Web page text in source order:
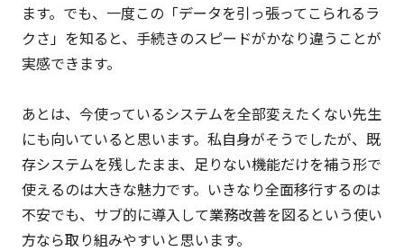
ます。でも、一度この「データを引っ張ってこられるラ
クさ」を知ると、手続きのスピードがかなり違うことが
実感できます。
あとは、今使っているシステムを全部変えたくない先生
にも向いていると思います。私自身がそうでしたが、既
存システムを残したまま、足りない機能だけを補う形で
使えるのは大きな魅力です。いきなり全面移行するのは
不安でも、サブ的に導入して業務改善を図るという使い
方なら取り組みやすいと思います。